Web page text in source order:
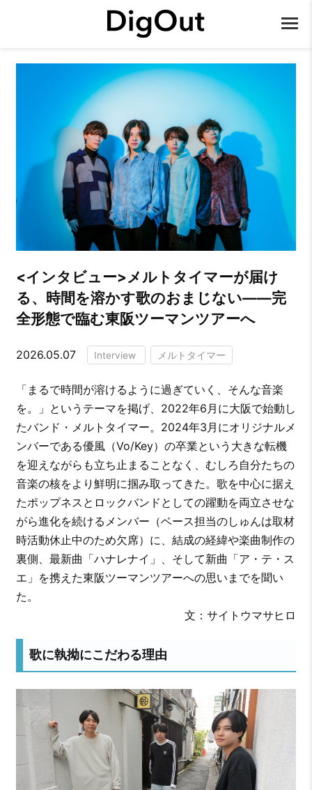
<インタビュー>メルトタイマーが届け
る、時間を溶かす歌のおまじない――完
全形態で臨む東阪ツーマンツアーへ
2026.05.07 Interview メルトタイマー
「まるで時間が溶けるように過ぎていく、そんな音楽
を。」というテーマを掲げ、2022年6月に大阪で始動し
たバンド・メルトタイマー。2024年3月にオリジナルメ
ンバーである優風（Vo/Key）の卒業という大きな転機
を迎えながらも立ち止まることなく、むしろ自分たちの
音楽の核をより鮮明に掴み取ってきた。歌を中心に据え
たポップネスとロックバンドとしての躍動を両立させな
がら進化を続けるメンバー（ベース担当のしゅんは取材
時活動休止中のため欠席）に、結成の経緯や楽曲制作の
裏側、最新曲「ハナレナイ」、そして新曲「ア・テ・ス
エ」を携えた東阪ツーマンツアーへの思いまでを聞い
た。
文：サイトウマサヒロ
歌に執拗にこだわる理由